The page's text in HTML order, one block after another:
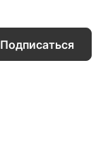
Подписаться